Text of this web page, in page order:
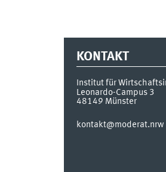
KONTAKT
Institut für
Leonardo-Campus 3
48149 Münster
kontakt@moderat.nrw